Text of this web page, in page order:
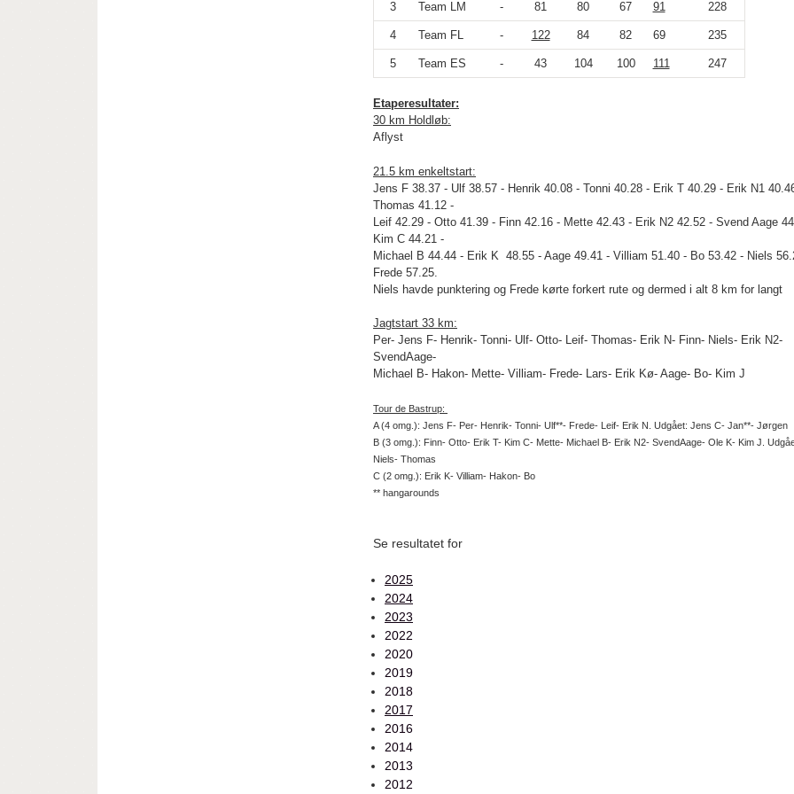
3 Team LM - 81 80 67 91 228
4 Team FL - 122 84 82 69 235
5 Team ES - 43 104 100 111 247
Etaperesultater:
30 km Holdløb:
Aflyst
21.5 km enkeltstart:
Jens F 38.37 - Ulf 38.57 - Henrik 40.08 - Tonni 40.28 - Erik T 40.29 - Erik N1
Thomas 41.12 -
Leif 42.29 - Otto 41.39 - Finn 42.16 - Mette 42.43 - Erik N2 42.52 - Svend Aage
Kim C 44.21 -
Michael B 44.44 - Erik K 48.55 - Aage 49.41 - Villiam 51.40 - Bo 53.42 - Niels
Frede 57.25.
Niels havde punktering og Frede kørte forkert rute og dermed i alt 8 km for langt
Jagtstart 33 km:
Per- Jens F- Henrik- Tonni- Ulf- Otto- Leif- Thomas- Erik N- Finn- Niels- Erik N2-
SvendAage-
Michael B- Hakon- Mette- Villiam- Frede- Lars- Erik Kø- Aage- Bo- Kim J
Tour de Bastrup:
A (4 omg.): Jens F- Per- Henrik- Tonni- Ulf**- Frede- Leif- Erik N. Udgået: Jens C- Jan**- Jørgen
B (3 omg.): Finn- Otto- Erik T- Kim C- Mette- Michael B- Erik N2- SvendAage- Ole K- Kim J.
Niels- Thomas
C (2 omg.): Erik K- Villiam- Hakon- Bo
** hangarounds
Se resultatet for
2025
2024
2023
2022
2020
2019
2018
2017
2016
2014
2013
2012